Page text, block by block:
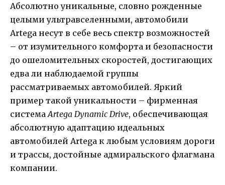
Абсолютно уникальные, словно рожденные
целыми ультравселенными, автомобили
Artega несут в себе весь спектр возможностей
– от изумительного комфорта и безопасности
до ошеломительных скоростей, достигающих
едва ли наблюдаемой группы
рассматриваемых автомобилей. Яркий
пример такой уникальности – фирменная
системаArtega Dynamic Drive, обеспечивающая
абсолютную адаптацию идеальных
автомобилей Artega к любым условиям дороги
и трассы, достойные адмиральского флагмана
компании.